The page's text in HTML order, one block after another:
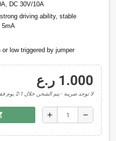
DC 30V/10A
driving ability, stable
5mA
low triggered by jumper
1.000 ر.ع
لا توجد ضريبة يتم الشحن خلال 1-2 يوم فقط
remove
add